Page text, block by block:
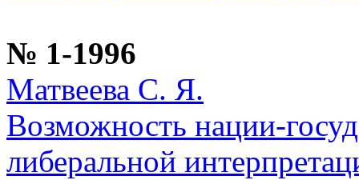
№ 1-1996
Матвеева С. Я.
Возможность нации-
либеральной